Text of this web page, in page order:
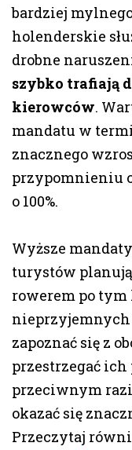
bardziej
holenderskie
drobne
szybko trafiają
kierowców.
mandatu w
znacznego
przypomnieniu
o 100%.
Wyższe
turystów
rowerem po
zapoznać się z
przestrzegać ich
przeciwnym
okazać się
Przeczytaj